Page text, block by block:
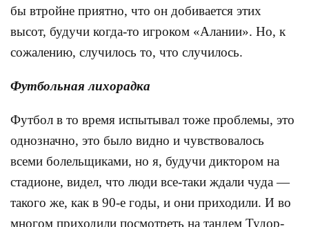
бы втройне приятно, что он добивается этих
высот, будучи когда-то игроком «Алании». Но, к
сожалению, случилось то, что случилось.
Футбольная лихорадка
Футбол в то время испытывал тоже проблемы, это
однозначно, это было видно и чувствовалось
всеми болельщиками, но я, будучи диктором на
стадионе, видел, что люди все-таки ждали чуда —
такого же, как в 90-е годы, и они приходили. И во
многом приходили посмотреть на тандем Тудор-